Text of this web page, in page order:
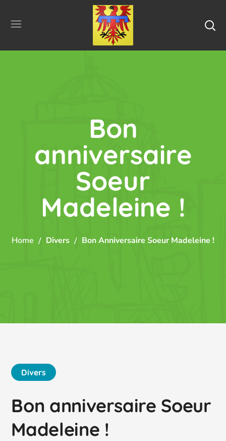
Bon
anniversaire
Soeur
Madeleine !
Home Divers Bon Anniversaire Soeur Madeleine !
Divers
Bon anniversaire Soeur
Madeleine !